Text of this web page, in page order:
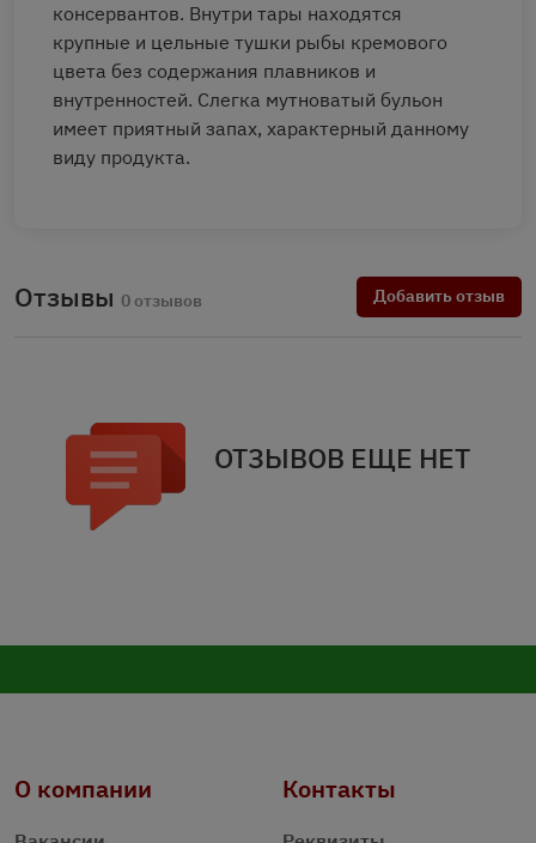
консервантов. Внутри тары находятся
крупные и цельные тушки рыбы кремового
цвета без содержания плавников и
внутренностей. Слегка мутноватый бульон
имеет приятный запах, характерный данному
виду продукта.
Отзывы 0 отзывов Добавить отзыв
ОТЗЫВОВ ЕЩЕ НЕТ
О компании Контакты